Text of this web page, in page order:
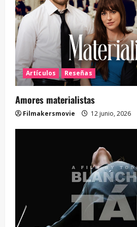
Artículos Reseñas
Amores materialistas
Filmakersmovie 12 junio, 2026